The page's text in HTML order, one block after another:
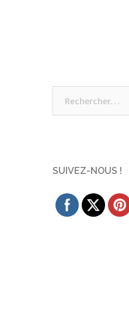
SUIVEZ-NOUS !